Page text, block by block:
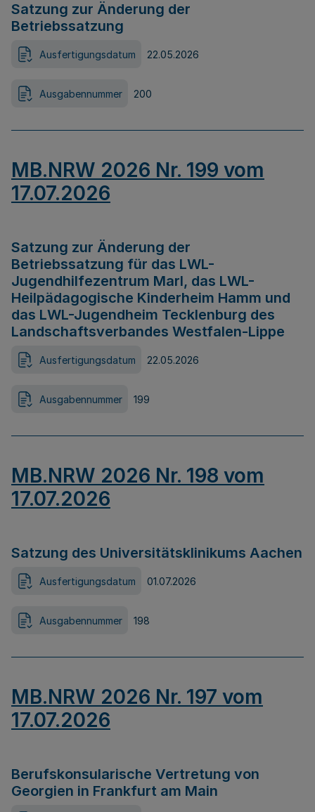
Satzung zur Änderung der
Betriebssatzung
Ausfertigungsdatum 22.05.2026
Ausgabennummer 200
MB.NRW 2026 Nr. 199 vom
17.07.2026
Satzung zur Änderung der
Betriebssatzung für das LWL-
Jugendhilfezentrum Marl, das LWL-
Heilpädagogische Kinderheim Hamm und
das LWL-Jugendheim Tecklenburg des
Landschaftsverbandes Westfalen-Lippe
Ausfertigungsdatum 22.05.2026
Ausgabennummer 199
MB.NRW 2026 Nr. 198 vom
17.07.2026
Satzung des Universitätsklinikums Aachen
Ausfertigungsdatum 01.07.2026
Ausgabennummer 198
MB.NRW 2026 Nr. 197 vom
17.07.2026
Berufskonsularische Vertretung von
Georgien in Frankfurt am Main